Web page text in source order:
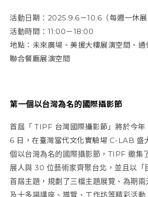
活動日期：2025.9.6－10.6（每週一休展
活動時間：11:00－18:00
地點：未來廣場、美援大樓展演空間、通
聯合餐廳展演空間
第一個以台灣為名的國際攝影節
首屆「 TIPF 台灣國際攝影節」將於今
6 日，在臺灣當代文化實驗場 C-LAB 盛
個以台灣為名的國際攝影節，TIPF 邀集
展人與 30 位藝術家齊聚台北，並且以「
首屆主題，規劃了三檔主題展覽、為期
及十多場講座、導覽、工作坊等精彩活動